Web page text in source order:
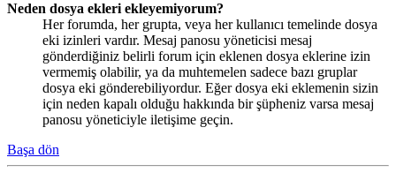
Neden dosya ekleri ekleyemiyorum?
Her forumda, her grupta, veya her kullanıcı temelinde dosya
eki izinleri vardır. Mesaj panosu yöneticisi mesaj
gönderdiğiniz belirli forum için eklenen dosya eklerine izin
vermemiş olabilir, ya da muhtemelen sadece bazı gruplar
dosya eki gönderebiliyordur. Eğer dosya eki eklemenin sizin
için neden kapalı olduğu hakkında bir şüpheniz varsa mesaj
panosu yöneticiyle iletişime geçin.
Başa dön